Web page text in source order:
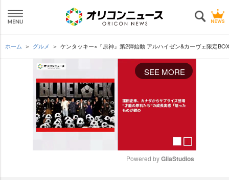
ホーム グルメ ケンタッキー×『原神』第2弾始動 アルハイゼン&カーヴェ限定
SEE MORE
Powered by GliaStudios